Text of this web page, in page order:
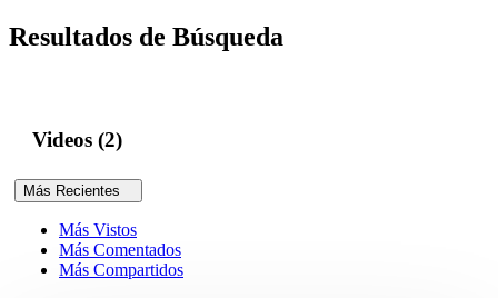
Resultados de Búsqueda
Videos (2)
Más Recientes
Más Vistos
Más Comentados
Más Compartidos